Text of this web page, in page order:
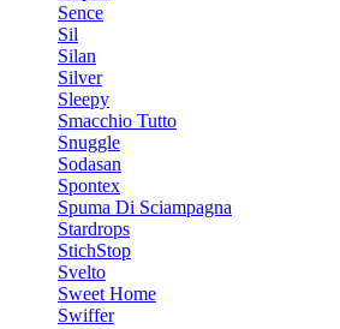
Sence
Sil
Silan
Silver
Sleepy
Smacchio Tutto
Snuggle
Sodasan
Spontex
Spuma Di Sciampagna
Stardrops
StichStop
Svelto
Sweet Home
Swiffer